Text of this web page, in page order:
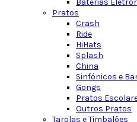
Baterias
Pratos
Crash
Ride
HiHats
Splash
China
Sinfónicos e
Gongs
Pratos
Outros Pratos
Tarolas e Timbalões